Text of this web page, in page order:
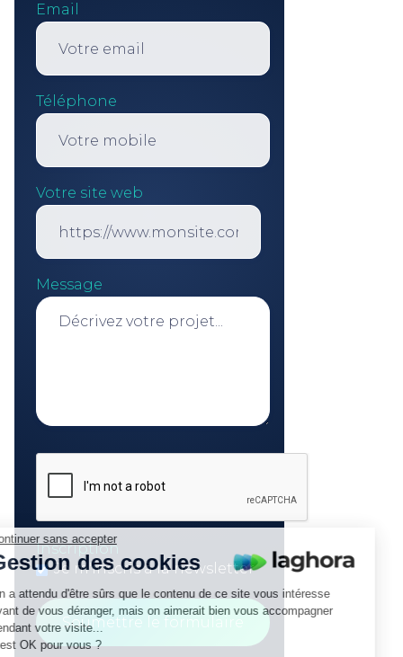
Continuer sans accepter
Gestion des cookies
On a attendu d'être sûrs que le contenu de ce site vous intéresse
avant de vous déranger, mais on aimerait bien vous accompagner
pendant votre visite...
C'est OK pour vous ?
Email
Téléphone
Votre site web
Message
Inscription
Je m'inscris à la newsletter